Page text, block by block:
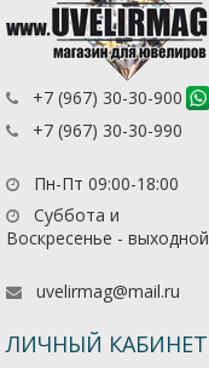
+7 (967) 30-30-900
+7 (967) 30-30-990
Пн-Пт 09:00-18:00
Суббота и
Воскресенье - выходной
uvelirmag@mail.ru
ЛИЧНЫЙ КАБИНЕТ